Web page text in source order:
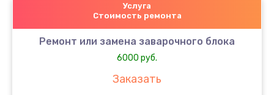
Услуга
Стоимость ремонта
Ремонт или замена заварочного блока
6000 руб.
Заказать